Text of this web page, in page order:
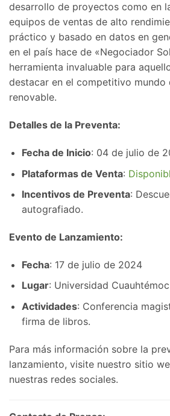
desarrollo de proyectos como en
equipos de ventas de alto
práctico y basado en datos en
en el país hace de «Negociador
herramienta invaluable para
destacar en el competitivo mundo
renovable.
Detalles de la Preventa:
Fecha de Inicio: 04 de julio de
Plataformas de Venta:
Incentivos de Preventa:
autografiado.
Evento de Lanzamiento:
Fecha: 17 de julio de 2024
Lugar: Universidad
Actividades: Conferencia
firma de libros.
Para más información sobre la
lanzamiento, visite nuestro sitio
nuestras redes sociales.